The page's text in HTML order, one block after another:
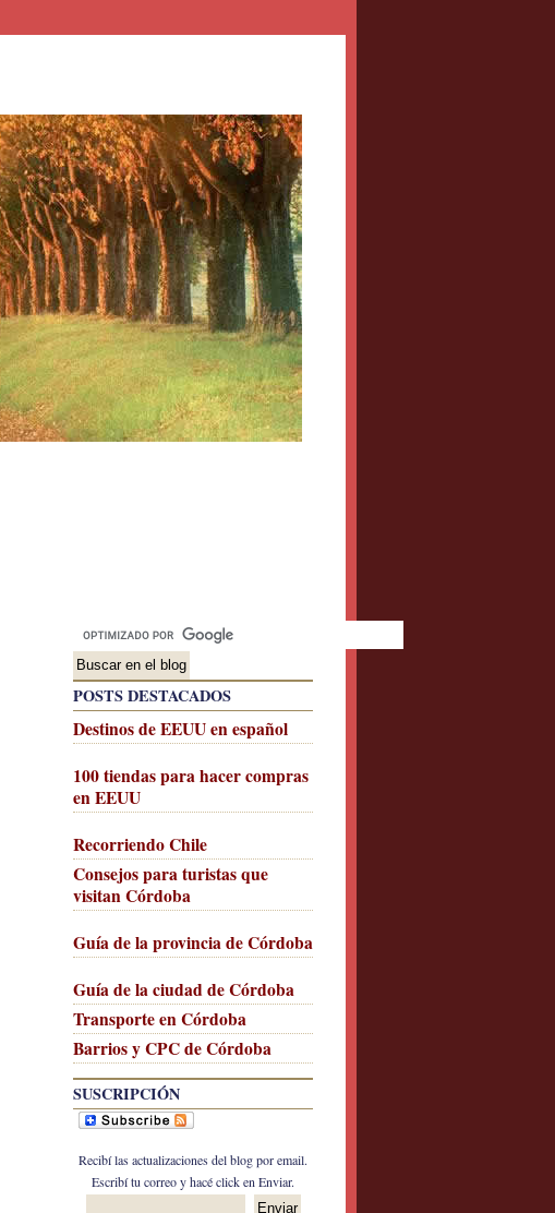
POSTS DESTACADOS
Destinos de EEUU en español
100 tiendas para hacer compras
en EEUU
Recorriendo Chile
Consejos para turistas que
visitan Córdoba
Guía de la provincia de Córdoba
Guía de la ciudad de Córdoba
Transporte en Córdoba
Barrios y CPC de Córdoba
SUSCRIPCIÓN
Recibí las actualizaciones del blog por email.
Escribí tu correo y hacé click en Enviar.